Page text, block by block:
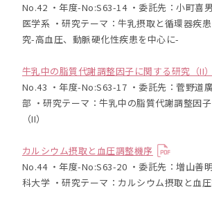
No.42 ・年度-No:S63-14 ・委託先：小町
医学系 ・研究テーマ：牛乳摂取と循環器疾
究-高血圧、動脈硬化性疾患を中心に-
牛乳中の脂質代謝調整因子に関する研究（II）
No.43 ・年度-No:S63-17 ・委託先：菅野
部 ・研究テーマ：牛乳中の脂質代謝調整因
（II）
カルシウム摂取と血圧調整機序
No.44 ・年度-No:S63-20 ・委託先：増山
科大学 ・研究テーマ：カルシウム摂取と血